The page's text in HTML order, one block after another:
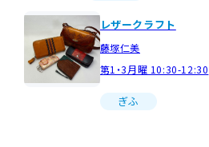
レザークラフト
藤塚仁美
第1・3月曜 10:30-12:30
ぎふ